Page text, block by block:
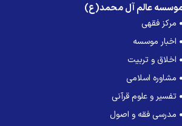
عالم آل محمد(ع)
مرکز فقهی
اخبار موسسه
اخلاق و تربیت
مشاوره اسلامی
تفسیر و علوم قرآنی
مدرسی فقه و اصول